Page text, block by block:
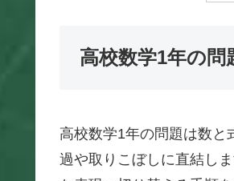
高校数学1年の
高校数学1年の問題は数と
過や取りこぼしに直結し